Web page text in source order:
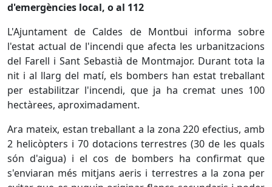
d'emergències local, o al 112
L'Ajuntament de Caldes de Montbui informa sobre
l'estat actual de l'incendi que afecta les urbanitzacions
del Farell i Sant Sebastià de Montmajor. Durant tota la
nit i al llarg del matí, els bombers han estat treballant
per estabilitzar l'incendi, que ja ha cremat unes 100
hectàrees, aproximadament.
Ara mateix, estan treballant a la zona 220 efectius, amb
2 helicòpters i 70 dotacions terrestres (30 de les quals
són d'aigua) i el cos de bombers ha confirmat que
s'enviaran més mitjans aeris i terrestres a la zona per